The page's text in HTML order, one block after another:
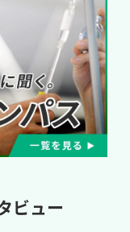
ビュー